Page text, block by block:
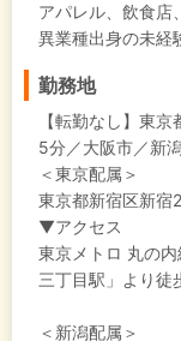
アパレル、飲食店
異業種出身の未経
勤務地
【転勤なし】東
5分／大阪市／新
＜東京配属＞
東京都新宿区新
▼アクセス
東京メトロ 丸の
三丁目駅」より徒
＜新潟配属＞